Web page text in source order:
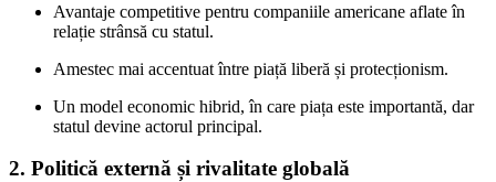
Avantaje competitive pentru companiile americane aflate în
relație strânsă cu statul.
Amestec mai accentuat între piață liberă și protecționism.
Un model economic hibrid, în care piața este importantă, dar
statul devine actorul principal.
2. Politică externă și rivalitate globală